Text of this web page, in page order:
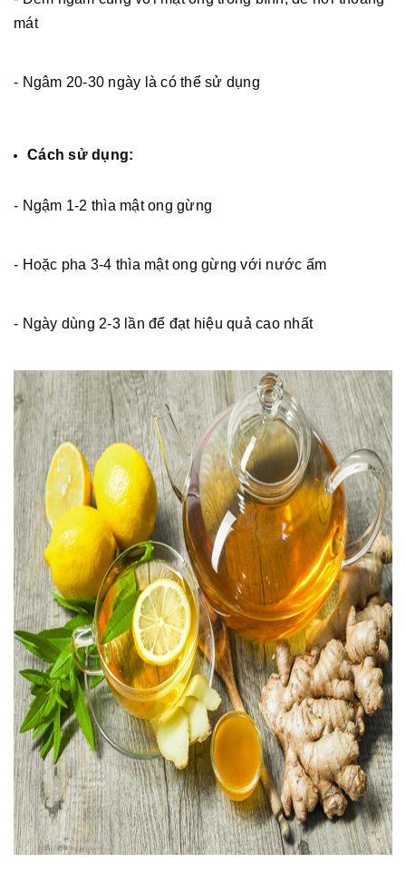
mát
- Ngâm 20-30 ngày là có thể sử dụng
Cách sử dụng:
- Ngậm 1-2 thìa mật ong gừng
- Hoặc pha 3-4 thìa mật ong gừng với nước ấm
- Ngày dùng 2-3 lần để đạt hiệu quả cao nhất